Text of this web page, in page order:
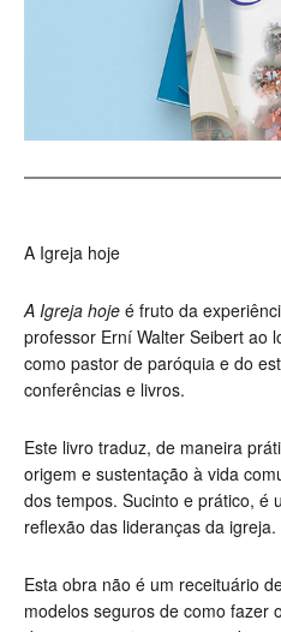
A Igreja hoje
A Igreja hoje é fruto da
professor Erní Walter Seibert ao
como pastor de paróquia e do
conferências e livros.
Este livro traduz, de maneira
origem e sustentação à vida
dos tempos. Sucinto e prático, é
reflexão das lideranças da igreja.
Esta obra não é um receituário
modelos seguros de como fazer